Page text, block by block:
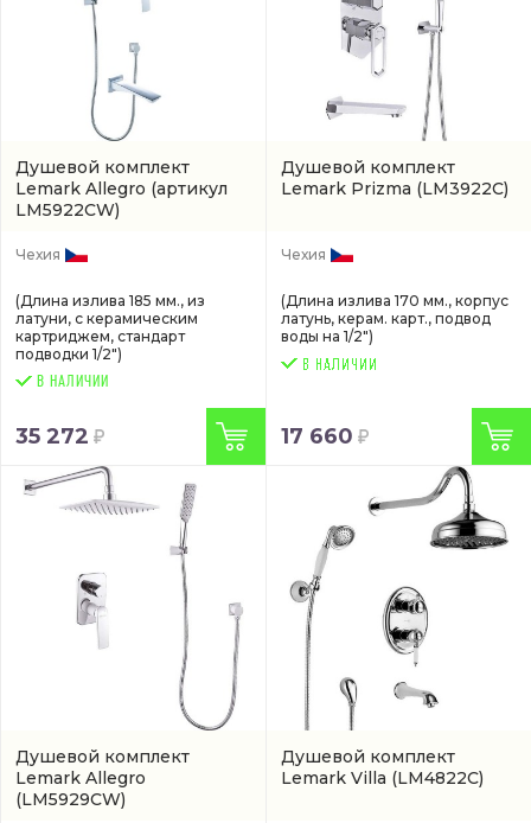
Душевой комплект
Lemark Allegro (артикул
LM5922CW)
Чехия
(Длина излива 185 мм., из
латуни, с керамическим
картриджем, стандарт
подводки 1/2")
В НАЛИЧИИ
35 272
Душевой комплект
Lemark Prizma (LM3922C)
Чехия
(Длина излива 170 мм., корпус
латунь, керам. карт., подвод
воды на 1/2")
17 660
Душевой комплект
Lemark Allegro
(LM5929CW)
Душевой комплект
Lemark Villa (LM4822C)